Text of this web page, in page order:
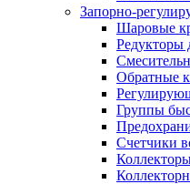
Запорно-
Шаровые
Редукторы
Обратные
Группы
Счетчики